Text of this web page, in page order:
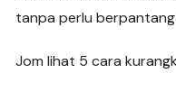
tanpa perlu
Jom lihat 5 cara